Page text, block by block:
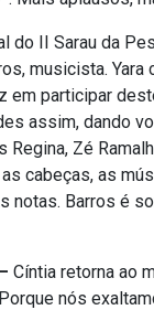
do II Sarau da
musicista. Yara
em participar
assim, dando
Regina, Zé
cabeças, as
notas. Barros é
Cíntia retorna ao
nós